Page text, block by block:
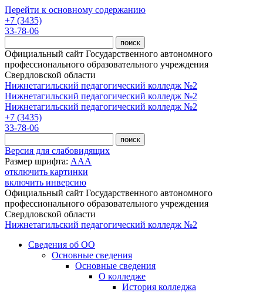
Перейти к основному содержанию
+7 (3435)
33-78-06
Официальный сайт Государственного автономного
профессионального образовательного учреждения
Свердловской области
Нижнетагильский педагогический колледж №2
Нижнетагильский педагогический колледж №2
Нижнетагильский педагогический колледж №2
+7 (3435)
33-78-06
Версия для слабовидящих
Размер шрифта: AAA
отключить картинки
включить инверсию
Официальный сайт Государственного автономного
профессионального образовательного учреждения
Свердловской области
Нижнетагильский педагогический колледж №2
Сведения об ОО
Основные сведения
Основные сведения
О колледже
История колледжа